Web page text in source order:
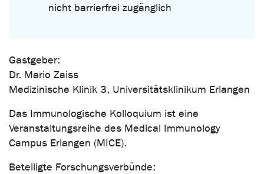
nicht barrierfrei zugänglich
Gastgeber:
Dr. Mario Zaiss
Medizinische Klinik 3, Universitätsklinikum Erlangen
Das Immunologische Kolloquium ist eine
Veranstaltungsreihe des Medical Immunology
Campus Erlangen (MICE).
Beteiligte Forschungsverbünde: